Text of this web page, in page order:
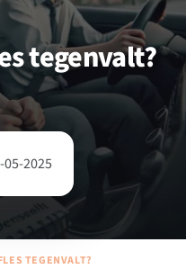
tegenvalt?
2025
TEGENVALT?